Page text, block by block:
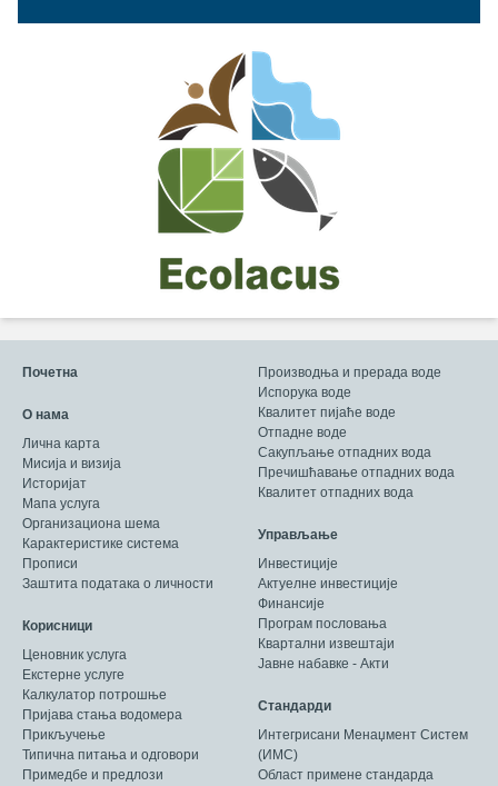
Почетна
О нама
Лична карта
Мисија и визија
Историјат
Мапа услуга
Организациона шема
Карактеристике система
Прописи
Заштита података о личности
Корисници
Ценовник услуга
Екстерне услуге
Калкулатор потрошње
Пријава стања водомера
Прикључење
Типична питања и одговори
Примедбе и предлози
Производња и прерада воде
Испорука воде
Квалитет пијаће воде
Отпадне воде
Сакупљање отпадних вода
Пречишћавање отпадних вода
Квалитет отпадних вода
Управљање
Инвестиције
Актуелне инвестиције
Финансије
Програм пословања
Квартални извештаји
Јавне набавке - Акти
Стандарди
Интегрисани Менаџмент Систем
(ИМС)
Област примене стандарда